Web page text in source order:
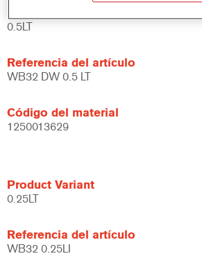
0.5LT
Referencia del artículo
WB32 DW 0.5 LT
Código del material
1250013629
Product Variant
0.25LT
Referencia del artículo
WB32 0.25LI